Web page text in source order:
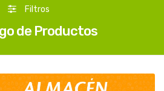
Filtros
de Productos